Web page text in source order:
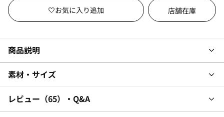
店舗在庫
商品説明
素材・サイズ
レビュー 65 ・Q&A